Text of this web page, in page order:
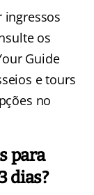
os
Guide
e tours
no
para
dias?